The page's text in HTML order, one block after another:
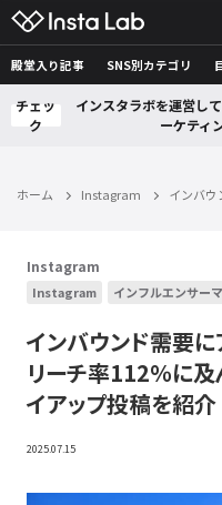
殿堂入り記事 SNS別カテゴリ
チェッ
ク
インスタラボを運営し
ーケティ
ホーム Instagram インバ
Instagram
Instagram インフルエンサー
インバウンド需要
リーチ率112％に
イアップ投稿を紹介
2025.07.15